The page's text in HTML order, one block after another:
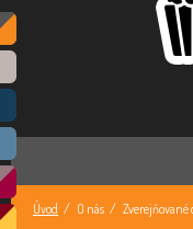
Úvod O nás